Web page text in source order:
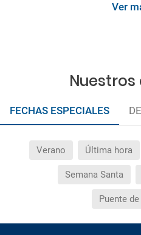
Ver
FECHAS ESPECIALES
Verano Última hora
Semana Santa
Puente